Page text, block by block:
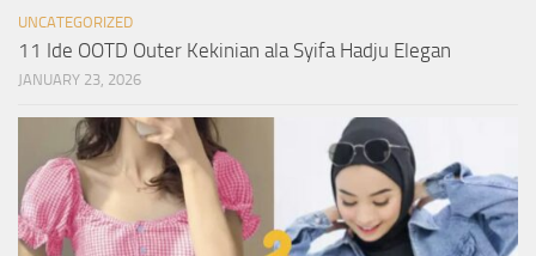
UNCATEGORIZED
11 Ide OOTD Outer Kekinian ala Syifa Hadju Elegan
JANUARY 23, 2026